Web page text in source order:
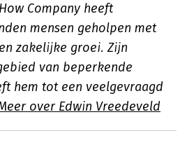
Company heeft
mensen geholpen met
zakelijke groei. Zijn
van beperkende
hem tot een veelgevraagd
over Edwin Vreedeveld